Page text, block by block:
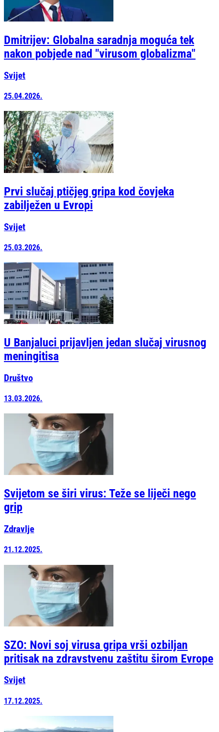
Dmitrijev: Globalna saradnja moguća tek
nakon pobjede nad "virusom globalizma"
Svijet
25.04.2026.
Prvi slučaj ptičjeg gripa kod čovjeka
zabilježen u Evropi
Svijet
25.03.2026.
U Banjaluci prijavljen jedan slučaj virusnog
meningitisa
Društvo
13.03.2026.
Svijetom se širi virus: Teže se liječi nego
grip
Zdravlje
21.12.2025.
SZO: Novi soj virusa gripa vrši ozbiljan
pritisak na zdravstvenu zaštitu širom Evrope
Svijet
17.12.2025.